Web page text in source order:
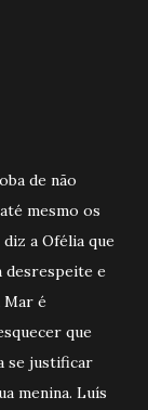
de não
mesmo os
a Ofélia que
desrespeite e
Mar é
que
se justificar
menina. Luís